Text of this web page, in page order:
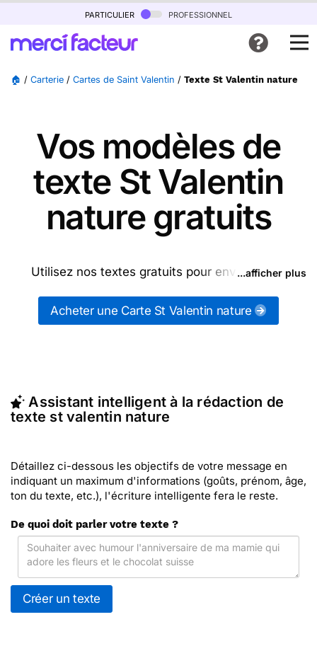
particulier professionnel
🏠 / Carterie / Cartes de Saint Valentin / Texte St Valentin nature
Vos modèles de
texte St Valentin
nature gratuits
Utilisez nos textes gratuits pour envoyer des
messages de la catégorie "Cartes de Saint
Valentin") ou partagez ces modèles de textes sur
(c'est rapide et pas cher). Merci Facteur vous
propose 10 modèles imprimés de st valentin nature
...afficher plus
Acheter une Carte St Valentin nature
Assistant intelligent à la rédaction de
texte st valentin nature
Détaillez ci-dessous les objectifs de votre message en
indiquant un maximum d'informations (goûts, prénom, âge,
ton du texte, etc.), l'écriture intelligente fera le reste.
De quoi doit parler votre texte ?
Créer un texte